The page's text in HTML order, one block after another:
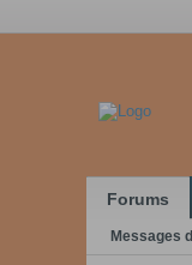
Forums
Messages